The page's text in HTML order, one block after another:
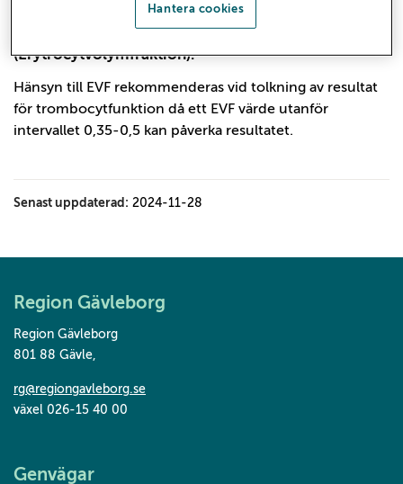
Från den 2 december kommer inte längre svar för
Trombocytfunktion att kompletteras med EVF
(Erytrocytvolymfraktion).
Hänsyn till EVF rekommenderas vid tolkning av resultat
för trombocytfunktion då ett EVF värde utanför
intervallet 0,35-0,5 kan påverka resultatet.
Senast uppdaterad: 2024-11-28
Region Gävleborg
Region Gävleborg
801 88 Gävle,
rg@regiongavleborg.se
växel 026-15 40 00
Genvägar
Hantera cookies